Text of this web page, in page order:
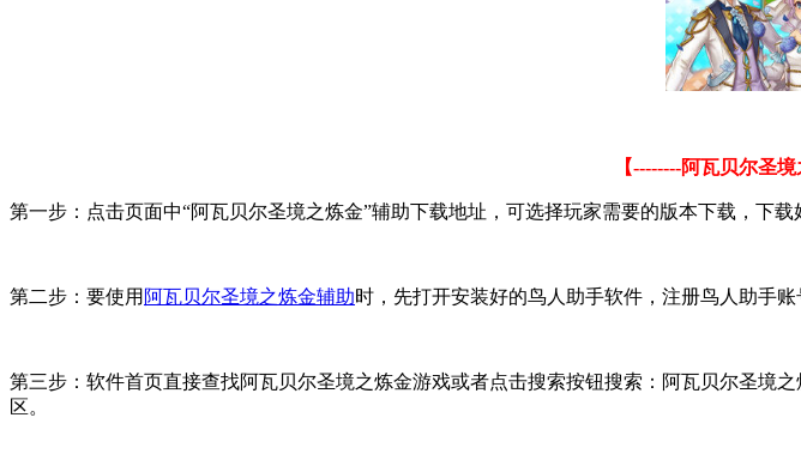
【--------阿瓦贝尔圣
第一步：点击页面中“阿瓦贝尔圣境之炼金”辅助下载地址，可选择玩家需要的版本下载，下载
第二步：要使用 阿瓦贝尔圣境之炼金辅助时，先打开安装好的鸟人助手软件，注册鸟人助手
第三步：软件首页直接查找阿瓦贝尔圣境之炼金游戏或者点击搜索按钮搜索：阿瓦贝尔圣境
区。